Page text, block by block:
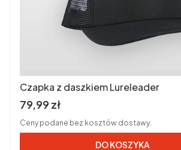
Czapka z daszkiem Lureleader
Cena brutto
79,99 zł
Ceny podane bez kosztów dostawy.
DO KOSZYKA